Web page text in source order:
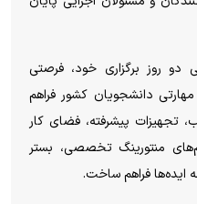
روز برگزاری خود، فرصتی
دانشجویان کشور فراهم
تجهیزات پیشرفته، فضای کار
منتورینگ تخصصی، بستر
ایده‌ها فراهم ساخت.